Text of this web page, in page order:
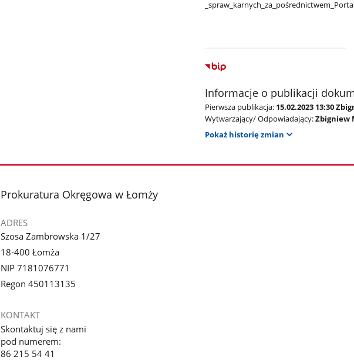
Informacje o publikacji
Pierwsza publikacja: 15.02.2023 13:30
Wytwarzający/ Odpowiadający:Zbigniew
Pokaż historię zmian
stopka
Prokuratura Okręgowa w Łomży
ADRES
Szosa Zambrowska 1/27
18-400 Łomża
NIP 7181076771
Regon 450113135
KONTAKT
Skontaktuj się z nami
pod numerem:
86 215 54 41